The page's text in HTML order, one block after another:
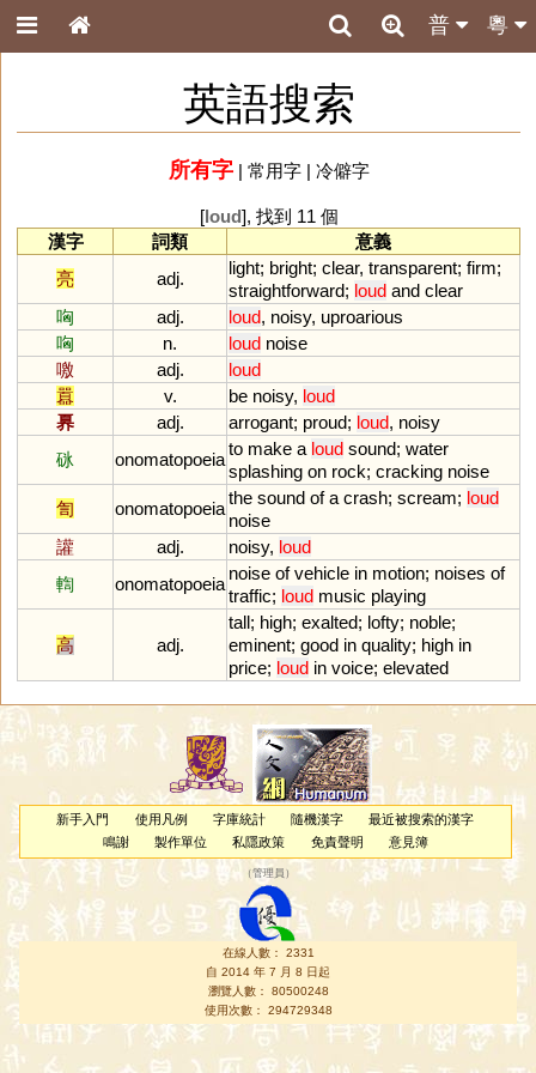
粵
普
英語搜索
所有字| 常用字| 冷僻字
[loud], 找到 11 個
漢字
詞類
意義
亮
adj.
light; bright; clear, transparent; firm;
straightforward; loud and clear
哅
adj. loud, noisy, uproarious
哅
n. loud noise
噭
adj.
loud
囂
v. be noisy, loud
奡
adj. arrogant; proud; loud, noisy
砯
onomatopoeia
to make a loud sound; water
splashing on rock; cracking noise
訇
onomatopoeia
the sound of a crash; scream; loud
noise
讙
adj. noisy, loud
輷
onomatopoeia
noise of vehicle in motion; noises of
traffic; loud music playing
高 adj.
tall; high; exalted; lofty; noble;
eminent; good in quality; high in
price; loud in voice; elevated
新手入門 使用凡例 字庫統計 隨機漢字
最近被搜索的漢字
鳴謝
製作單位 私隱政策 免責聲明 意見簿
（管理員 ）
在線人數： 2331
自 2014 年 7 月 8 日起
瀏覽人數： 80500248
使用次數： 294729348